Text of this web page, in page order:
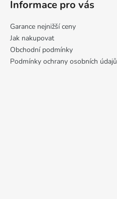
Informace pro vás
Garance nejnižší ceny
Jak nakupovat
Obchodní podmínky
Podmínky ochrany osobních údajů